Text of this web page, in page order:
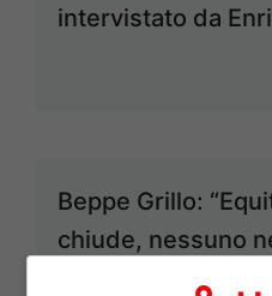
intervistato da
Beppe Grillo:
chiude, nessuno